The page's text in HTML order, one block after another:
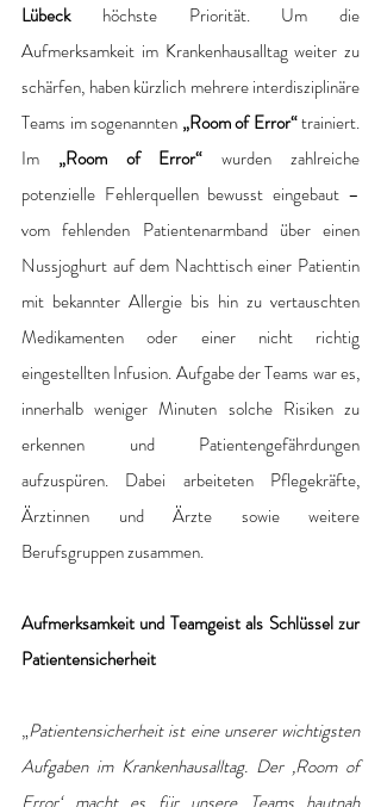
Lübeck höchste Priorität. Um die
Aufmerksamkeit im Krankenhausalltag weiter zu
schärfen, haben kürzlich mehrere interdisziplinäre
Teams im sogenannten „Room of Error“ trainiert.
Im „Room of Error“ wurden zahlreiche
potenzielle Fehlerquellen bewusst eingebaut –
vom fehlenden Patientenarmband über einen
Nussjoghurt auf dem Nachttisch einer Patientin
mit bekannter Allergie bis hin zu vertauschten
Medikamenten oder einer nicht richtig
eingestellten Infusion. Aufgabe der Teams war es,
innerhalb weniger Minuten solche Risiken zu
erkennen und Patientengefährdungen
aufzuspüren. Dabei arbeiteten Pflegekräfte,
Ärztinnen und Ärzte sowie weitere
Berufsgruppen zusammen.
Aufmerksamkeit und Teamgeist als Schlüssel zur
Patientensicherheit
„Patientensicherheit ist eine unserer wichtigsten
Aufgaben im Krankenhausalltag. Der ‚Room of